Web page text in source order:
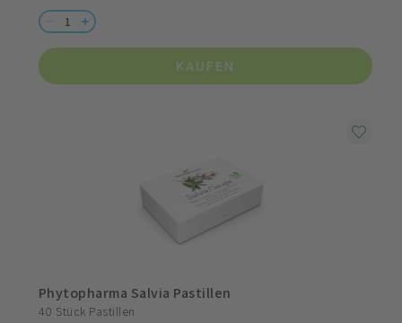
KAUFEN
Phytopharma Salvia Pastillen
40 Stück Pastillen